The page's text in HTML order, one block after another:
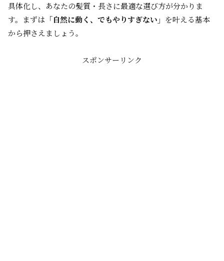
具体化し、あなたの髪質・長さに最適な選び方が分かりま
す。まずは 「自然に動く、でもやりすぎない」 を叶える基本
から押さえましょう。
スポンサーリンク